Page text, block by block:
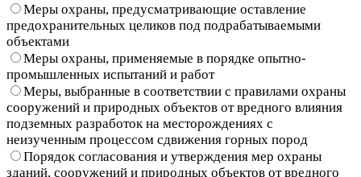
Меры охраны, предусматривающие оставление
предохранительных целиков под подрабатываемыми
объектами
Меры охраны, применяемые в порядке опытно-
промышленных испытаний и работ
Меры, выбранные в соответствии с правилами охраны
сооружений и природных объектов от вредного влияния
подземных разработок на месторождениях с
неизученным процессом сдвижения горных пород
Порядок согласования и утверждения мер охраны
зданий, сооружений и природных объектов от вредного